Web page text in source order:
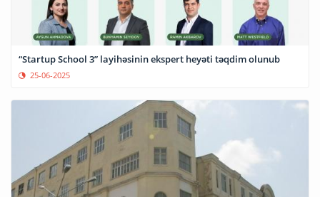
“Startup School 3” layihəsinin ekspert heyəti təqdim olunub
25-06-2025